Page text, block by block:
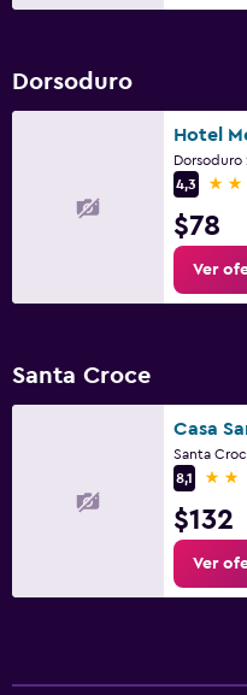
Comedor
La comida se puede
Minibar
Desayuno en la habitación
Limpieza diaria
Botiquín de primeros
Caja fuerte
Lavadora
Dorsoduro
Hotel
Dorsoduro
4,3
3
$78
Ver
Santa Croce
Casa
8,1
2
$132
Ver